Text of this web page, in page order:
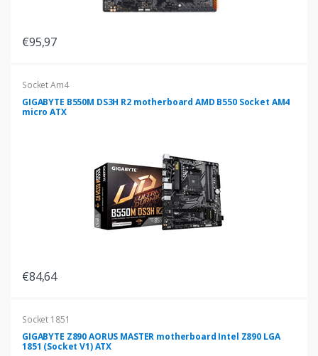
€95,97
Socket Am4
GIGABYTE B550M DS3H R2 motherboard AMD B550 Socket AM4
micro ATX
€84,64
Socket 1851
GIGABYTE Z890 AORUS MASTER motherboard Intel Z890 LGA
1851 (Socket V1) ATX